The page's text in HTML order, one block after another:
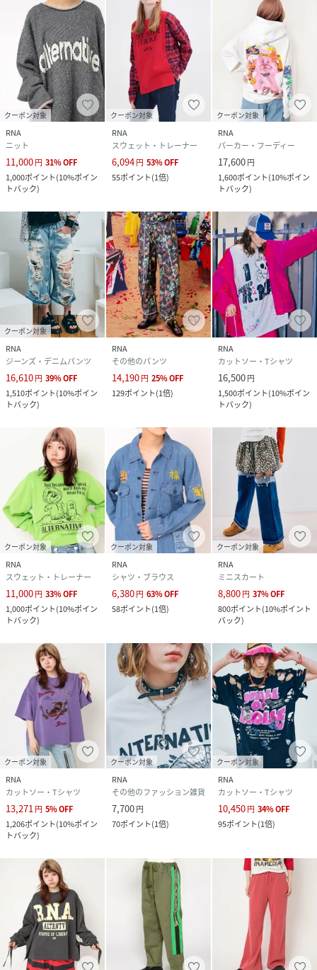
クーポン対象
RNA
ニット
11,000円 31%OFF
1,000ポイント(10%ポイン
トバック)
クーポン対象
RNA
スウェット・トレーナー
6,094円 53%OFF
55ポイント(1倍)
クーポン対象
RNA
パーカー・フーディー
17,600円
1,600ポイント(10%ポイン
トバック)
クーポン対象
RNA
ジーンズ・デニムパンツ
16,610円 39%OFF
1,510ポイント(10%ポイン
トバック)
RNA
その他のパンツ
14,190円 25%OFF
129ポイント(1倍)
RNA
カットソー・Tシャツ
16,500円
1,500ポイント(10%ポイン
トバック)
クーポン対象
RNA
スウェット・トレーナー
11,000円 33%OFF
1,000ポイント(10%ポイン
トバック)
クーポン対象
RNA
シャツ・ブラウス
6,380円 63%OFF
58ポイント(1倍)
クーポン対象
RNA
ミニスカート
8,800円 37%OFF
800ポイント(10%ポイント
バック)
クーポン対象
RNA
カットソー・Tシャツ
13,271円 5%OFF
1,206ポイント(10%ポイン
トバック)
クーポン対象
RNA
その他のファッション雑貨
7,700円
70ポイント(1倍)
クーポン対象
RNA
カットソー・Tシャツ
10,450円 34%OFF
95ポイント(1倍)